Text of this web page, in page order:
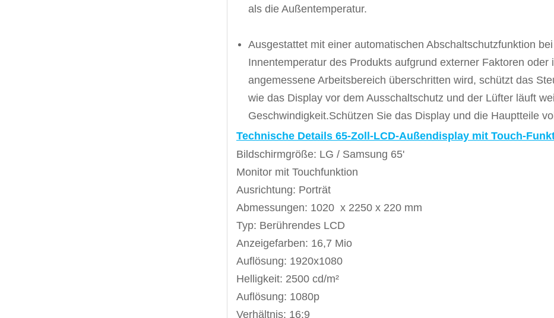
als die Außentemperatur.
Ausgestattet mit einer automatischen Abschaltschutzfunktion
Innentemperatur des Produkts aufgrund externer Faktoren
angemessene Arbeitsbereich überschritten wird, schützt das
wie das Display vor dem Ausschaltschutz und der Lüfter läuft
Geschwindigkeit.Schützen Sie das Display und die Hauptteile
Technische Details 65-Zoll-LCD-Außendisplay mit Touch-
Bildschirmgröße: LG / Samsung 65'
Monitor mit Touchfunktion
Ausrichtung: Porträt
Abmessungen: 1020 x 2250 x 220 mm
Typ: Berührendes LCD
Anzeigefarben: 16,7 Mio
Auflösung: 1920x1080
Helligkeit: 2500 cd/m²
Auflösung: 1080p
Verhältnis: 16:9